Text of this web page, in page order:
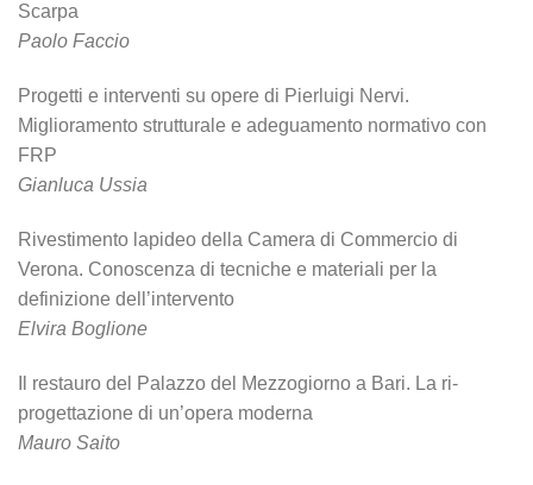
Scarpa
Paolo Faccio
Progetti e interventi su opere di Pierluigi Nervi.
Miglioramento strutturale e adeguamento normativo con
FRP
Gianluca Ussia
Rivestimento lapideo della Camera di Commercio di
Verona. Conoscenza di tecniche e materiali per la
definizione dell’intervento
Elvira Boglione
Il restauro del Palazzo del Mezzogiorno a Bari. La ri-
progettazione di un’opera moderna
Mauro Saito